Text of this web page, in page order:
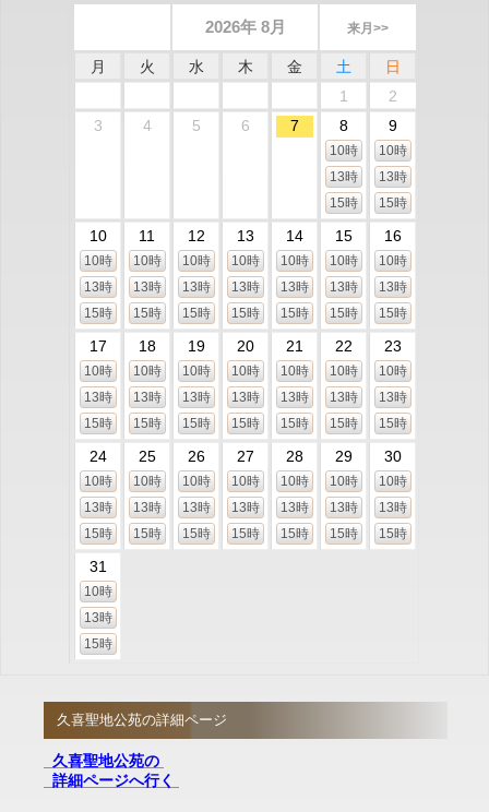
2026年 8月 来月>>
月 火 水 木 金 土
日
1
2
3
4 5 6 7 8
10時
13時
15時
9
10時
13時
15時
10
10時
13時
15時
11
10時
13時
15時
12
10時
13時
15時
13
10時
13時
15時
14
10時
13時
15時
15
10時
13時
15時
16
10時
13時
15時
17
10時
13時
15時
18
10時
13時
15時
19
10時
13時
15時
20
10時
13時
15時
21
10時
13時
15時
22
10時
13時
15時
23
10時
13時
15時
24
10時
13時
15時
25
10時
13時
15時
26
10時
13時
15時
27
10時
13時
15時
28
10時
13時
15時
29
10時
13時
15時
30
10時
13時
15時
31
10時
13時
15時
久喜聖地公苑の詳細ページ
久喜聖地公苑の
詳細ページへ行く